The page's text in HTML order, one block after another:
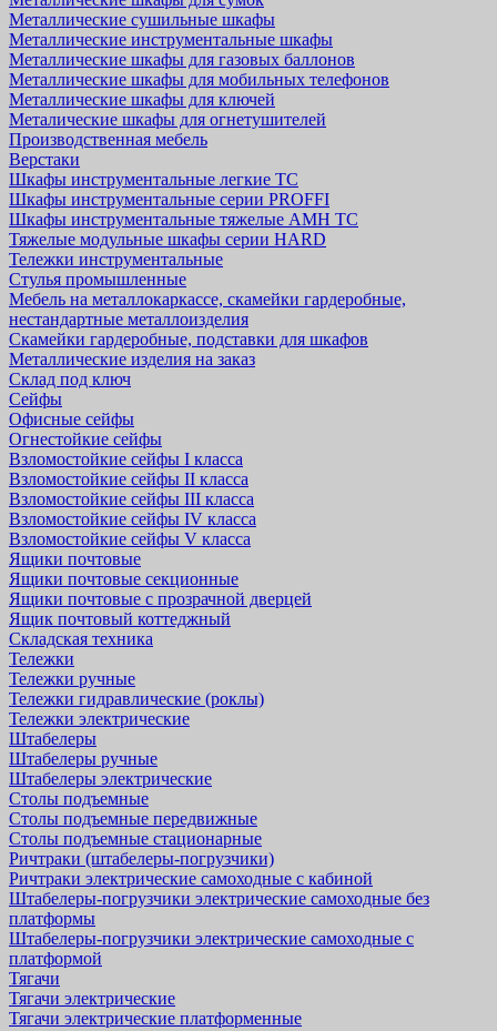
Металлические сушильные шкафы
Металлические инструментальные шкафы
Металлические шкафы для газовых баллонов
Металлические шкафы для мобильных телефонов
Металлические шкафы для ключей
Металические шкафы для огнетушителей
Производственная мебель
Верстаки
Шкафы инструментальные легкие ТС
Шкафы инструментальные серии PROFFI
Шкафы инструментальные тяжелые AMH TC
Тяжелые модульные шкафы серии HARD
Тележки инструментальные
Стулья промышленные
Мебель на металлокаркассе, скамейки гардеробные,
нестандартные металлоизделия
Скамейки гардеробные, подставки для шкафов
Металлические изделия на заказ
Склад под ключ
Сейфы
Офисные сейфы
Огнестойкие сейфы
Взломостойкие сейфы I класса
Взломостойкие сейфы II класса
Взломостойкие сейфы III класса
Взломостойкие сейфы IV класса
Взломостойкие сейфы V класса
Ящики почтовые
Ящики почтовые секционные
Ящики почтовые с прозрачной дверцей
Ящик почтовый коттеджный
Складская техника
Тележки
Тележки ручные
Тележки гидравлические (роклы)
Тележки электрические
Штабелеры
Штабелеры ручные
Штабелеры электрические
Столы подъемные
Столы подъемные передвижные
Столы подъемные стационарные
Ричтраки (штабелеры-погрузчики)
Ричтраки электрические самоходные с кабиной
Штабелеры-погрузчики электрические самоходные без
платформы
Штабелеры-погрузчики электрические самоходные с
платформой
Тягачи
Тягачи электрические
Тягачи электрические платформенные